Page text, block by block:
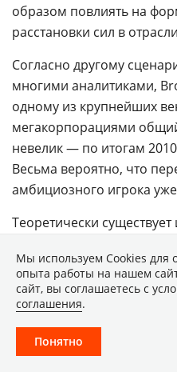
образом повлиять на
расстановки сил в
Согласно другому
многими аналитиками,
одному из крупнейших
мегакорпорациями
невелик — по итогам
Весьма вероятно, что
амбициозного игрока уже
Теоретически существует
привлечение ресурсов
разработчиков и
авторитет среди которых
по праву. Это позволит
вендоров со временем
Мы используем Сookies для
опыта работы на нашем
сайт, вы соглашаетесь с
соглашения.
Понятно